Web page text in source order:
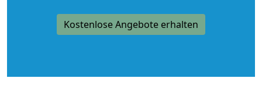
Kostenlose Angebote erhalten